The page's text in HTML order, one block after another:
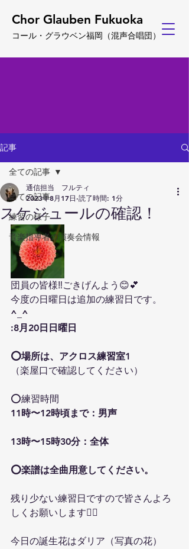
Chor Glauben Fukuoka
コール・グラウベン福岡 （混声合唱団）
記事
全ての記事
練習の様子
音楽指導者の演奏会情報
全ての記事
スケジュールの確認！
通信担当 フルティ
2023年8月17日 読了時間: 1分
団員の皆様‼️ごきげんよう😊💕
今度の日曜日は追加の練習日です。
^_^
:8月 20日日曜日
⭕️場所は、アクロス練習室1
（楽屋口で確認してください）
⭕️練習時間
11時〜12時頃まで：男声
13時〜15時30分：全体
⭕️楽譜は全曲用意してください。
残り少ない練習日ですので皆さんよろ
しくお願いします🙇‍♀️
今日の誕生花はダリア（写真の花）